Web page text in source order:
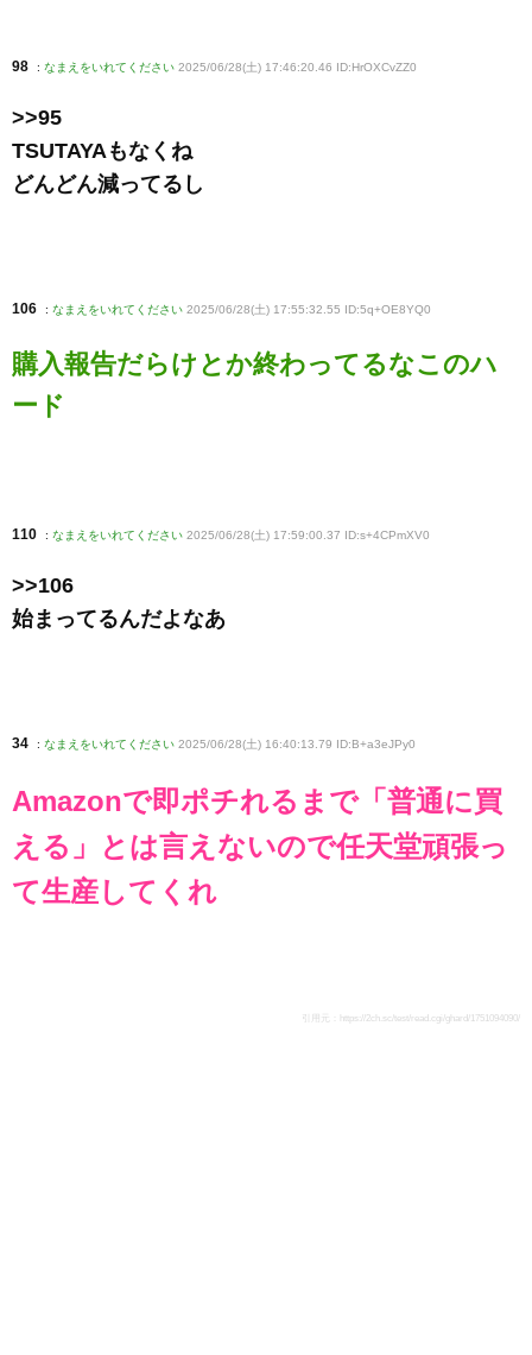
98 : なまえをいれてください 2025/06/28(土) 17:46:20.46 ID:HrOXCvZZ0
>>95
TSUTAYAもなくね
どんどん減ってるし
106 : なまえをいれてください 2025/06/28(土) 17:55:32.55 ID:5q+OE8YQ0
購入報告だらけとか終わってるなこのハ
ード
110 : なまえをいれてください 2025/06/28(土) 17:59:00.37 ID:s+4CPmXV0
>>106
始まってるんだよなあ
34 : なまえをいれてください 2025/06/28(土) 16:40:13.79 ID:B+a3eJPy0
Amazonで即ポチれるまで「普通に買
える」とは言えないので任天堂頑張っ
て生産してくれ
引用元： https://2ch.sc/test/read.cgi/ghard/1751094090/